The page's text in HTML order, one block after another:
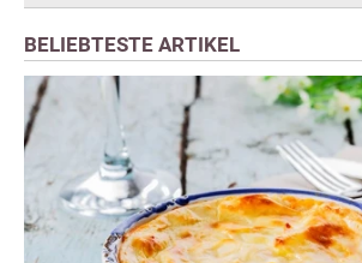
BELIEBTESTE ARTIKEL